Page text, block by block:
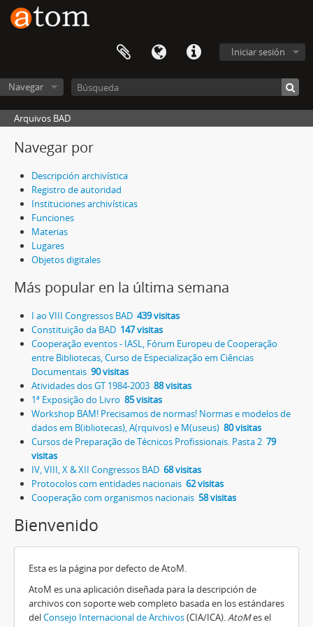
Iniciar sesión
Navegar
Arquivos BAD
Navegar por
Descripción archivística
Registro de autoridad
Instituciones archivísticas
Funciones
Materias
Lugares
Objetos digitales
Más popular en la última semana
I ao VIII Congressos BAD 439 visitas
Constituição da BAD 147 visitas
Cooperação eventos - IASL, Fórum Europeu de Cooperação
entre Bibliotecas, Curso de Especialização em Ciências
Documentais 90 visitas
Atividades dos GT 1984-2003 88 visitas
1ª Exposição do Livro 85 visitas
Workshop BAM! Precisamos de normas! Normas e modelos de
dados em B(ibliotecas), A(rquivos) e M(useus) 80 visitas
Cursos de Preparação de Técnicos Profissionais. Pasta 2 79
visitas
IV, VIII, X & XII Congressos BAD 68 visitas
Protocolos com entidades nacionais 62 visitas
Cooperação com organismos nacionais 58 visitas
Bienvenido
Esta es la página por defecto de AtoM.
AtoM es una aplicación diseñada para la descripción de
archivos con soporte web completo basada en los estándares
delConsejo Internacional de Archivos(CIA/ICA).AtoMes el